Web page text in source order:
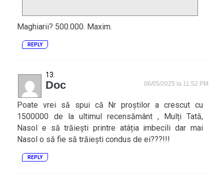
Maghiarii? 500.000. Maxim.
REPLY
Doc 06/05/2025 la 11:52 PM
Poate vrei să spui că Nr proștilor a crescut cu
1500000 de la ultimul recensământ , Mulți Tată,
Nasol e să trăiești printre atâția imbecili dar mai
Nasol o să fie să trăiești condus de ei???!!!
REPLY